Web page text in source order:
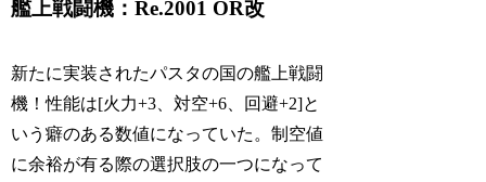
艦上戦闘機：Re.2001 OR改
新たに実装されたパスタの国の艦上戦闘
機！性能は[火力+3、対空+6、回避+2]と
いう癖のある数値になっていた。制空値
に余裕が有る際の選択肢の一つになって